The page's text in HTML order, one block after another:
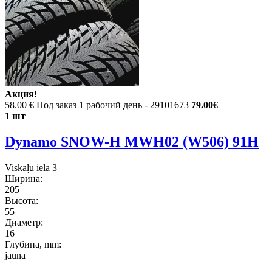
Акция!
58.00 € Под заказ 1 рабочий день - 29101673 79.00€
1 шт
Dynamo SNOW-H MWH02 (W506) 91H
Viskaļu iela 3
Ширина:
205
Высота:
55
Диаметр:
16
Глубина, mm:
jauna